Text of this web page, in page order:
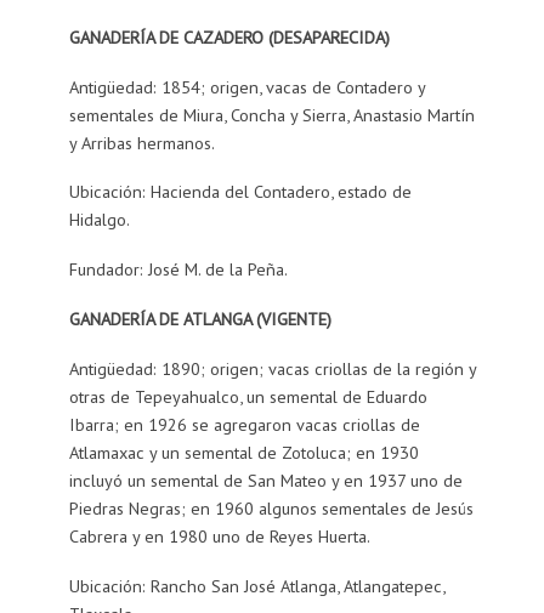
GANADERÍA DE CAZADERO (DESAPARECIDA)
Antigüedad: 1854; origen, vacas de Contadero y
sementales de Miura, Concha y Sierra, Anastasio Martín
y Arribas hermanos.
Ubicación: Hacienda del Contadero, estado de
Hidalgo.
Fundador: José M. de la Peña.
GANADERÍA DE ATLANGA (VIGENTE)
Antigüedad: 1890; origen; vacas criollas de la región y
otras de Tepeyahualco, un semental de Eduardo
Ibarra; en 1926 se agregaron vacas criollas de
Atlamaxac y un semental de Zotoluca; en 1930
incluyó un semental de San Mateo y en 1937 uno de
Piedras Negras; en 1960 algunos sementales de Jesús
Cabrera y en 1980 uno de Reyes Huerta.
Ubicación: Rancho San José Atlanga, Atlangatepec,